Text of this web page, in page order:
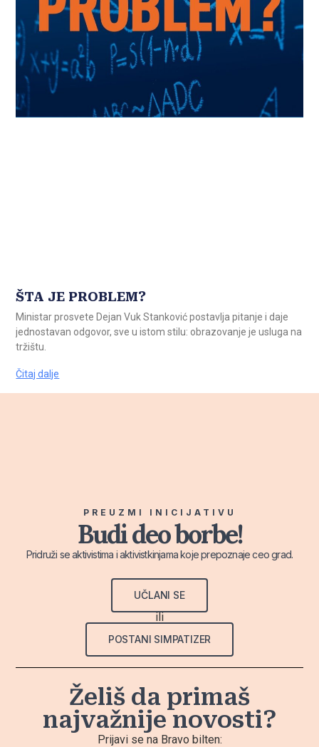
ŠTA JE PROBLEM?
Ministar prosvete Dejan Vuk Stanković postavlja pitanje i daje
jednostavan odgovor, sve u istom stilu: obrazovanje je usluga na
tržištu.
Čitaj dalje
PREUZMI INICIJATIVU
Budi deo borbe!
Pridruži se aktivistima i aktivistkinjama koje prepoznaje ceo grad.
UČLANI SE
ili
POSTANI SIMPATIZER
Želiš da primaš
najvažnije novosti?
Prijavi se na Bravo bilten: